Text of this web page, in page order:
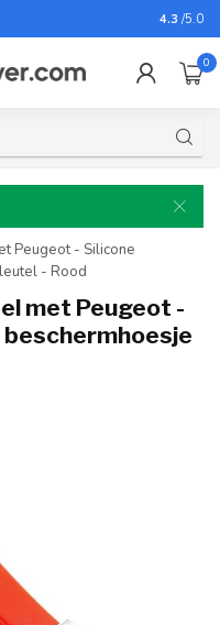
Voor
4.3 /5.0
0
Peugeot - Silicone
- Rood
met Peugeot -